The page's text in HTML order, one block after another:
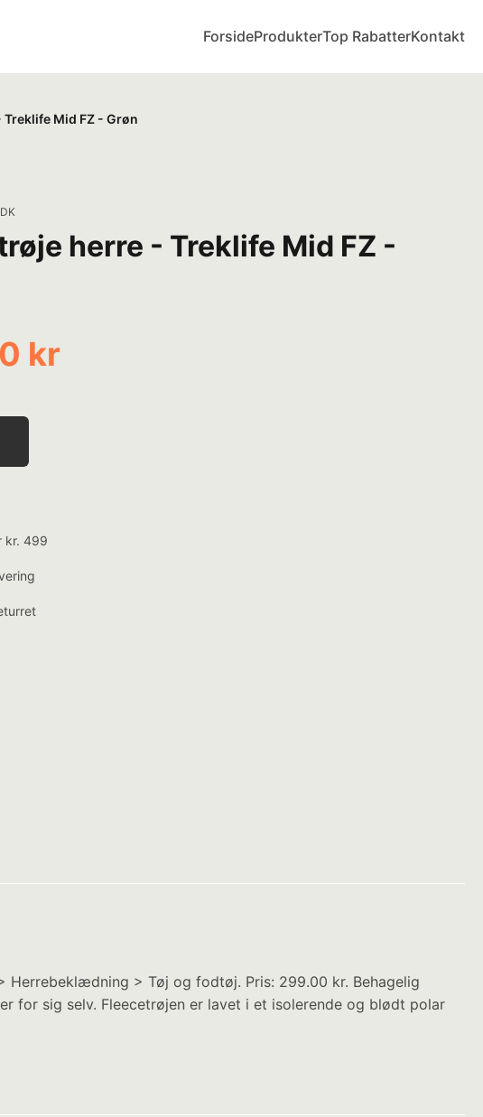
ForsideProdukterTop RabatterKontakt
Mid FZ - Grøn
herre - Treklife Mid FZ -
kr
kr. 499
Herrebeklædning > Tøj og fodtøj. Pris: 299.00 kr. Behagelig
for sig selv. Fleecetrøjen er lavet i et isolerende og blødt polar